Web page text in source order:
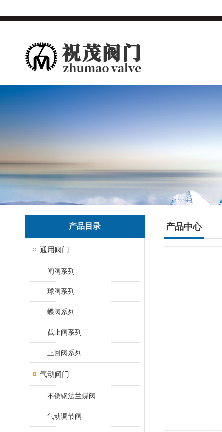
产品目录
通用阀门
闸阀系列
球阀系列
蝶阀系列
截止阀系列
止回阀系列
气动阀门
不锈钢法兰蝶阀
气动调节阀
产品中心